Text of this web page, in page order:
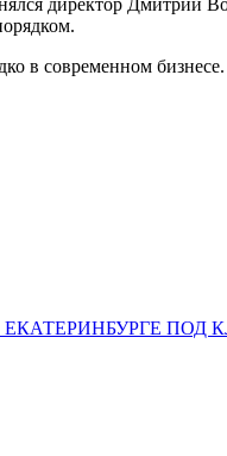
директор Дмитрий
в современном бизнесе.
ПОД